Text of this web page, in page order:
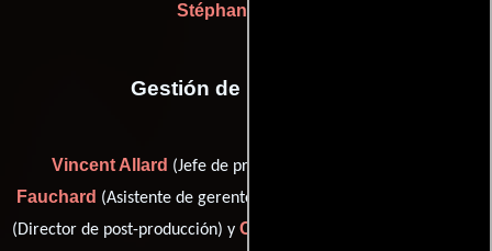
Stéphanie Araud
Gestión de producción
Vincent Allard (Jefe de producción),
Fauchard (Asistente de gerente de la unidad),
(Director de post-producción) y Christophe Grandière